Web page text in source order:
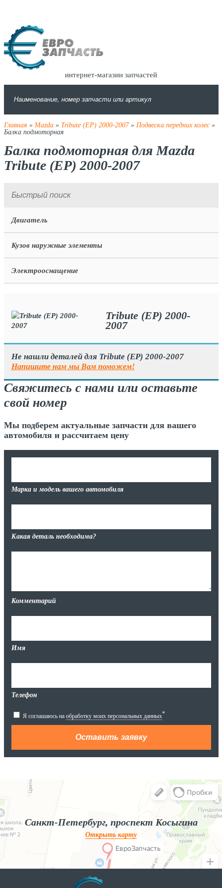
интернет-магазин запчастей
Главная » Mazda» Tribute (EP) 2000-2007» Подвеска передних колес»
Балка подмоторная
Балка подмоторная для Mazda
Tribute (EP) 2000-2007
Двигатель
Кузов наружные элементы
Электрооснащение
Tribute (EP) 2000-
2007
Не нашли деталей для Tribute (EP) 2000-2007
Напишите нам мы Вам поможем!
Свяжитесь с нами или оставьте
свой номер
Мы подберем актуальные запчасти для вашего
автомобиля и рассчитаем цену
Марка и модель вашего автомобиля
Какая деталь необходима?
Комментарий
Имя
Телефон
Я соглашаюсь на обработку моих персональных данных*
Яндекс.Карты
Яндекс.Карты — поиск мест и адресов, городской транспорт
Санкт-Петербург, проспект Косыгина
Открыть карту